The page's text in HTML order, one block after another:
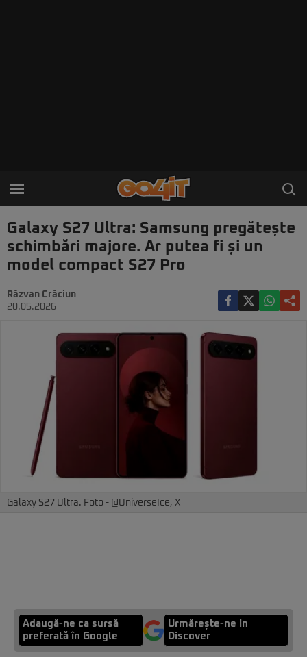
Galaxy S27 Ultra: Samsung pregătește
schimbări majore. Ar putea fi și un
model compact S27 Pro
Răzvan Crăciun
20.05.2026
Galaxy S27 Ultra. Foto - @UniverseIce, X
Adaugă-ne ca sursă
preferată în Google
Urmărește-ne in
Discover